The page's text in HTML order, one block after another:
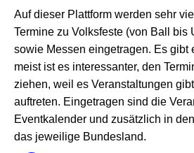
Auf dieser Plattform werden sehr
Termine zu Volksfeste (von Ball bis
sowie Messen eingetragen. Es gibt
meist ist es interessanter, den
ziehen, weil es Veranstaltungen
auftreten. Eingetragen sind die
Eventkalender und zusätzlich in
das jeweilige Bundesland.